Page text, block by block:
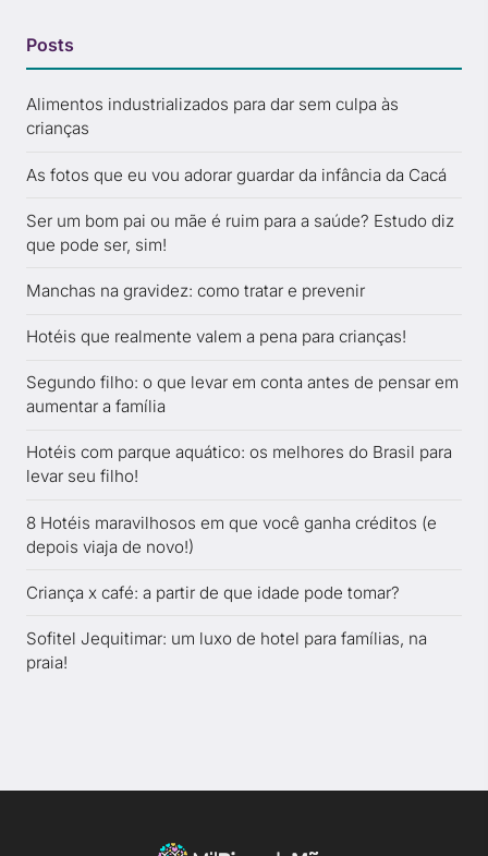
Posts
Alimentos industrializados para dar sem culpa às
crianças
As fotos que eu vou adorar guardar da infância da Cacá
Ser um bom pai ou mãe é ruim para a saúde? Estudo diz
que pode ser, sim!
Manchas na gravidez: como tratar e prevenir
Hotéis que realmente valem a pena para crianças!
Segundo filho: o que levar em conta antes de pensar em
aumentar a família
Hotéis com parque aquático: os melhores do Brasil para
levar seu filho!
8 Hotéis maravilhosos em que você ganha créditos (e
depois viaja de novo!)
Criança x café: a partir de que idade pode tomar?
Sofitel Jequitimar: um luxo de hotel para famílias, na
praia!